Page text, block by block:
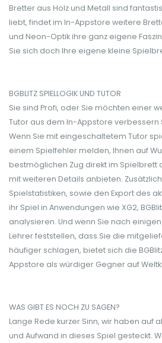
Bretter aus Holz und Metall sind
liebt, findet im In-Appstore weitere
und Neon-Optik ihre ganz eigene
Sie sich doch Ihre eigene kleine
BGBLITZ SPIELLOGIK UND TUTOR
Sie sind Profi, oder Sie möchten einer
Tutor aus dem In-Appstore verbessern
Wenn Sie mit eingeschaltetem Tutor
einem Spielfehler melden, Ihnen auf
bestmöglichen Zug direkt im Spielbrett
mit weiteren Details anbieten.
Spielstatistiken, sowie den Export des
ihr Spiel in Anwendungen wie XG2,
analysieren. Und wenn Sie nach
Lehrer feststellen, dass Sie die
häufiger schlagen, bietet sich die
Appstore als würdiger Gegner auf
WAS GIBT ES NOCH ZU SAGEN?
Lange Rede kurzer Sinn, wir haben auf
und Aufwand in dieses Spiel gesteckt.